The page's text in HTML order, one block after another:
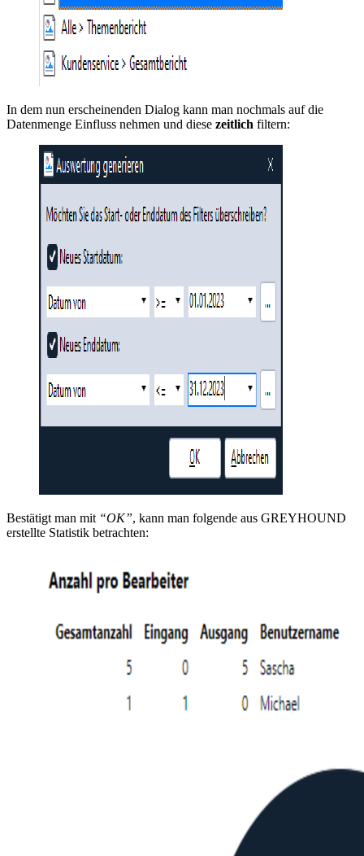
In dem nun erscheinenden Dialog kann man nochmals auf die
Datenmenge Einfluss nehmen und diese zeitlich filtern:
Bestätigt man mit “OK”, kann man folgende aus GREYHOUND
erstellte Statistik betrachten: